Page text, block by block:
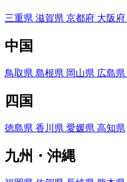
三重県 滋賀県 京都府 大阪府
中国
鳥取県 島根県 岡山県 広島県
四国
徳島県 香川県 愛媛県 高知県
九州・沖縄